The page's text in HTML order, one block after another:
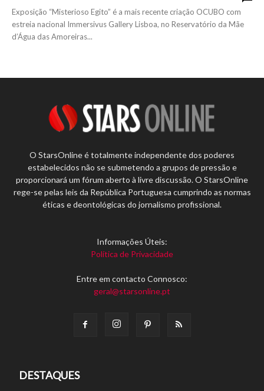
Exposição “Misterioso Egito” é a mais recente criação OCUBO com
estreia nacional Immersivus Gallery Lisboa, no Reservatório da Mãe
d’Água das Amoreiras...
O StarsOnline é totalmente independente dos poderes
estabelecidos não se submetendo a grupos de pressão e
proporcionará um fórum aberto à livre discussão. O StarsOnline
rege-se pelas leis da República Portuguesa cumprindo as normas
éticas e deontológicas do jornalismo profissional.
Informações Úteis:
Política de Privacidade
Entre em contacto Connosco:
geral@starsonline.pt
DESTAQUES